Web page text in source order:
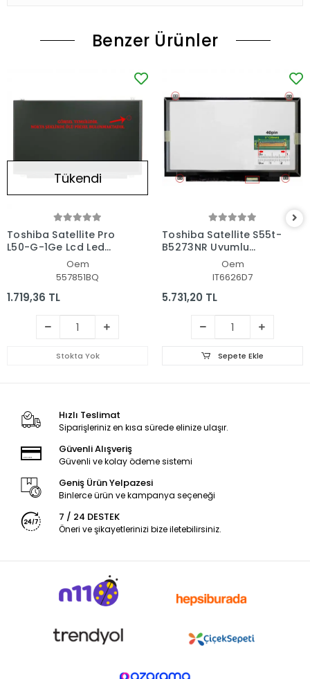
Benzer Ürünler
Tükendi
Toshiba Satellite Pro
L50-G-1Ge Lcd Led
Ekran - PanelOem
557851BQ
1.719,36 TL
Stokta Yok
Toshiba Satellite S55t-
B5273NR Uyumlu
Notebook Led Ekran
Oem
IT6626D7
5.731,20 TL
Sepete Ekle
Hızlı Teslimat
Siparişleriniz en kısa sürede elinize ulaşır.
Güvenli Alışveriş
Güvenli ve kolay ödeme sistemi
Geniş Ürün Yelpazesi
Binlerce ürün ve kampanya seçeneği
7 / 24 DESTEK
Öneri ve şikayetlerinizi bize iletebilirsiniz.